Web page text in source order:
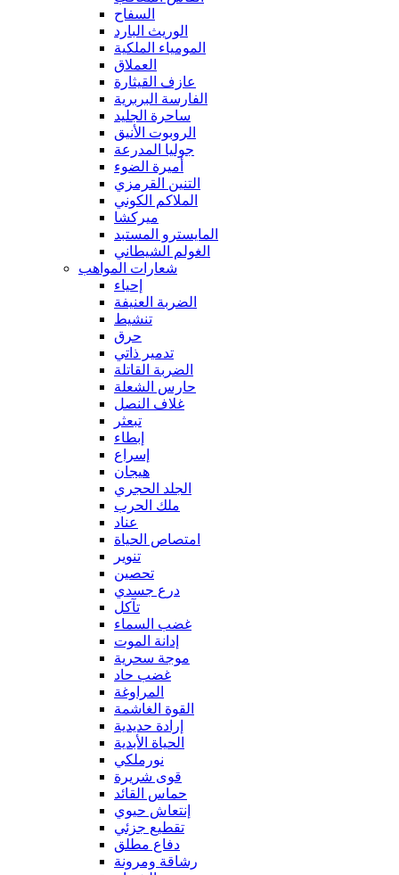
السفاح
الوريث البارد
المومياء الملكية
العملاق
عازف القيثارة
الفارسة البربرية
ساحرة الجليد
الروبوت الأنيق
جوليا المدرعة
أميرة الضوء
التنين القرمزي
الملاكم الكوني
ميركشا
المايسترو المستبد
الغولم الشيطاني
شعارات المواهب
إحياء
الضربة العنيفة
تنشيط
حرق
تدمير ذاتي
الضربة القاتلة
حارس الشعلة
غلاف النصل
تبعثر
إبطاء
إسراع
هيجان
الجلد الحجري
ملك الحرب
عناد
امتصاص الحياة
تنوير
تحصين
درع جسدي
تآكل
غضب السماء
إدانة الموت
موجة سحرية
غضب حاد
المراوغة
القوة الغاشمة
إرادة حديدية
الحياة الأبدية
نورملكي
قوى شريرة
حماس القائد
إنتعاش حيوي
تقطيع جزئي
دفاع مطلق
رشاقة ومرونة